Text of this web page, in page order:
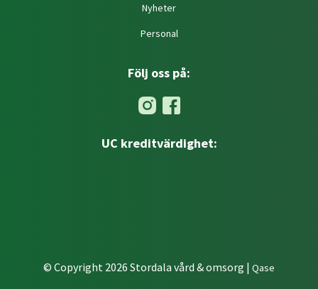
Nyheter
Personal
Följ oss på:
UC kreditvärdighet:
© Copyright 2026 Stordala vård & omsorg | Qase